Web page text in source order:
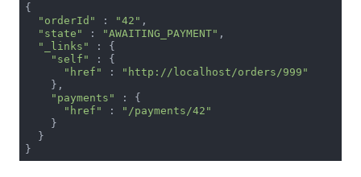
{
"orderId" : "42" ,
"state" : "AWAITING_PAYMENT" ,
"_links" : {
"self" : {
"href" :
"http://localhost/orders/999"
    },
"payments" : {
"href" :
"/payments/42"
    }
  }
}